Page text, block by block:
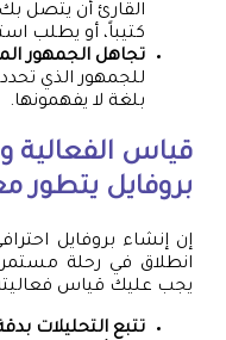
القارئ أن يتصل
كتيباً، أو يطلب
تجاهل الجمهور
للجمهور الذي
بلغة لا يفهمونها.
قياس الفعالية
بروفايل يتطور
إن إنشاء بروفايل
انطلاق في رحلة
يجب عليك قياس
تتبع التحليلات